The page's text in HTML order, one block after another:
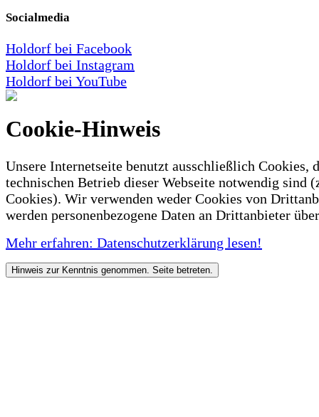
Socialmedia
Holdorf bei Facebook
Holdorf bei Instagram
Holdorf bei YouTube
Cookie-Hinweis
Unsere Internetseite benutzt ausschließlich Cookies,
technischen Betrieb dieser Webseite notwendig sind
Cookies). Wir verwenden weder Cookies von
werden personenbezogene Daten an Drittanbieter
Mehr erfahren: Datenschutzerklärung lesen!
Hinweis zur Kenntnis genommen. Seite betreten.